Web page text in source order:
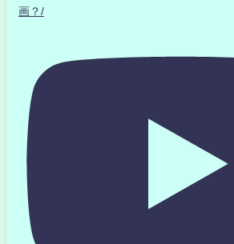
画？/